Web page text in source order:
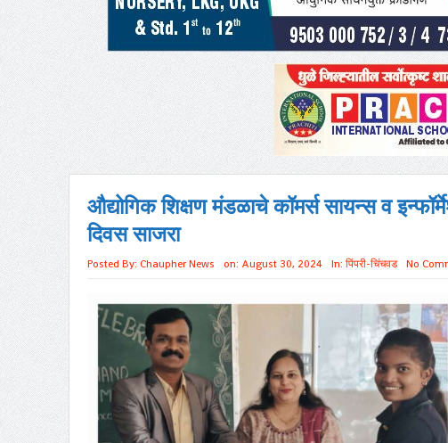
औद्योगिक शिक्षण मंडळाचे कॉमर्स सायन्स व
दिवस साजरा
Posted By: Chaupher News on: August 30, 2024 In: पिंपरी-चिंचवड No